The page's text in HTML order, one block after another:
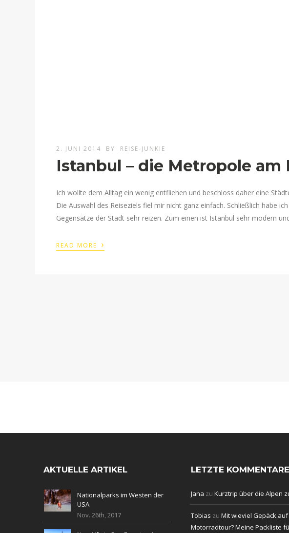
2. JUNI 2014 BY REISE-JUNKIE
Istanbul – die Metropole am
Ich wollte dem Alltag ein wenig entfliehen und beschloss daher eine
Die Auswahl des Reiseziels fiel mir nicht ganz einfach. Schließlich habe
Gegensätze der Stadt sehr reizen. Zum einen ist Istanbul sehr modern
READ MORE ›
AKTUELLE ARTIKEL
Nationalparks im Westen der
USA
Nov. 26th, 2017
LETZTE KOMMENTARE
Jana zu Kurztrip über die Alpen
Tobias zu Mit wieviel Gepäck auf
Motorradtour? Meine Packliste